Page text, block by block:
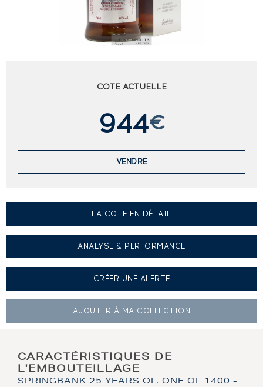
COTE ACTUELLE
944€
VENDRE
LA COTE EN DÉTAIL
ANALYSE & PERFORMANCE
CRÉER UNE ALERTE
AJOUTER À MA COLLECTION
CARACTÉRISTIQUES DE
L'EMBOUTEILLAGE
SPRINGBANK 25 YEARS OF. ONE OF 1400 -